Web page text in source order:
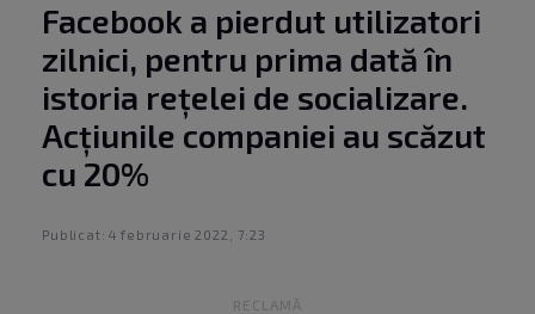
Facebook a pierdut utilizatori
zilnici, pentru prima dată în
istoria rețelei de socializare.
Acțiunile companiei au scăzut
cu 20%
Publicat: 4 februarie 2022, 7:23
RECLAMĂ